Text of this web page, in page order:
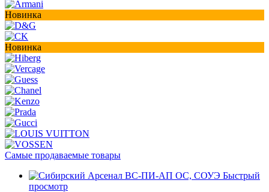
Новинка
Новинка
Самые продаваемые товары
Быстрый
просмотр